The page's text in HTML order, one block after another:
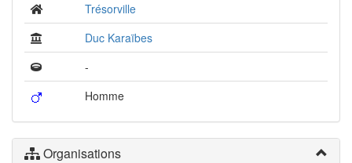
Trésorville
Duc Karaïbes
-
Homme
Organisations